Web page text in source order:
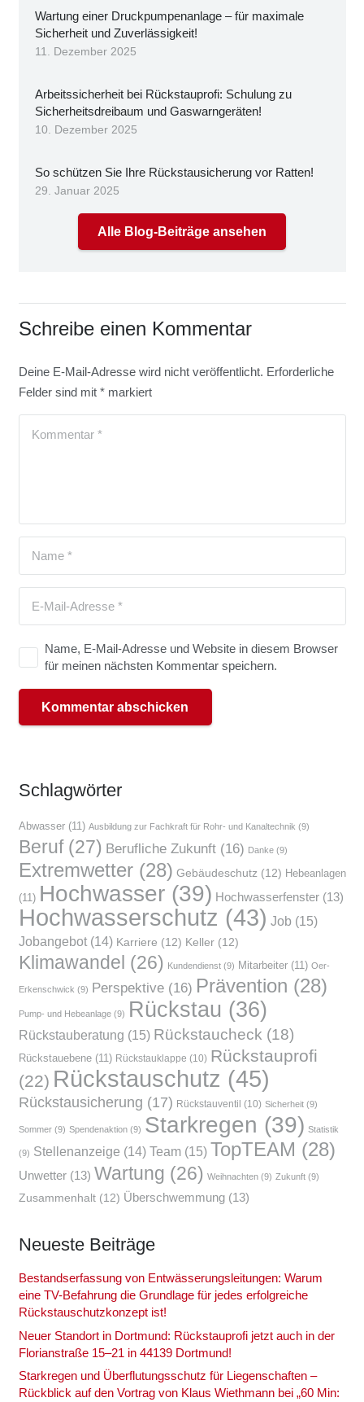
War­tung einer Druck­pum­pen­an­la­ge – für maxi­ma­le
Sicher­heit und Zuver­läs­sig­keit!
11. Dezember 2025
Arbeits­si­cher­heit bei Rück­stau­pro­fi: Schu­lung zu
Sicher­heits­drei­baum und Gas­warn­ge­rä­ten!
10. Dezember 2025
So schüt­zen Sie Ihre Rück­stau­si­che­rung vor Rat­ten!
29. Januar 2025
Alle Blog-Beiträge ansehen
Schreibe einen Kommentar
Deine E-Mail-Adresse wird nicht veröffentlicht. Erforderliche
Felder sind mit *markiert
Name, E-Mail-Adresse und Website in diesem Browser
für meinen nächsten Kommentar speichern.
Kommentar abschicken
Schlag­wör­ter
Abwasser(11) Ausbildung zur Fachkraft für Rohr- und Kanaltechnik (9)
Beruf(27) Berufliche Zukunft(16) Danke(9)
Extremwetter(28) Gebäudeschutz(12) Hebeanlagen
(11) Hochwasser(39) Hochwasserfenster(13)
Hochwasserschutz (43) Job(15)
Jobangebot(14) Karriere (12) Keller(12)
Klimawandel (26) Kundendienst(9) Mitarbeiter(11) Oer-
Erkenschwick (9) Perspektive(16) Prävention (28)
Pump- und Hebeanlage(9) Rückstau (36)
Rückstauberatung (15) Rückstaucheck (18)
Rückstauebene(11) Rückstauklappe (10) Rückstauprofi
(22) Rückstauschutz (45)
Rückstausicherung (17) Rückstauventil (10) Sicherheit(9)
Sommer(9) Spendenaktion(9) Starkregen (39) Statistik
(9) Stellenanzeige (14) Team(15) TopTEAM (28)
Unwetter(13) Wartung (26) Weihnachten(9) Zukunft(9)
Zusammenhalt(12) Überschwemmung(13)
Neu­es­te Bei­trä­ge
Bestands­er­fas­sung von Ent­wäs­se­rungs­lei­tun­gen: War­um
eine TV-Befah­rung die Grund­la­ge für jedes erfolg­rei­che
Rückstau­schutz­kon­zept ist!
Neu­er Stand­ort in Dort­mund: Rück­stau­pro­fi jetzt auch in der
Flo­ri­an­stra­ße 15–21 in 44139 Dort­mund!
Stark­re­gen und Über­flu­tungs­schutz für Lie­gen­schaf­ten –
Rück­blick auf den Vor­trag von Klaus Wieth­mann bei „60 Min: